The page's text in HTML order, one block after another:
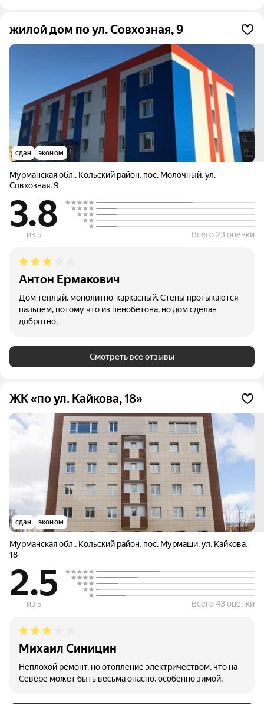
жилой дом по ул. Совхозная, 9
сдан эконом
Мурманская обл., Кольский район, пос. Молочный,ул.
Совхозная,9
3.8
из 5 Всего 23 оценки
Антон Ермакович
Дом теплый, монолитно-каркасный. Стены протыкаются
пальцем, потому что из пенобетона, но дом сделан
добротно.
Смотреть все отзывы
ЖК «по ул. Кайкова, 18»
сдан эконом
Мурманская обл., Кольский район, пос. Мурмаши,ул. Кайкова,
18
2.5
из 5 Всего 43 оценки
Михаил Синицин
Неплохой ремонт, но отопление электричеством, что на
Севере может быть весьма опасно, особенно зимой.